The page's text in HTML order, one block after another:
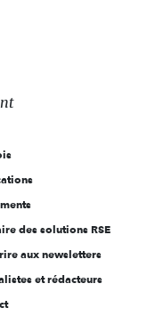
des solutions RSE
aux newsletters
et rédacteurs